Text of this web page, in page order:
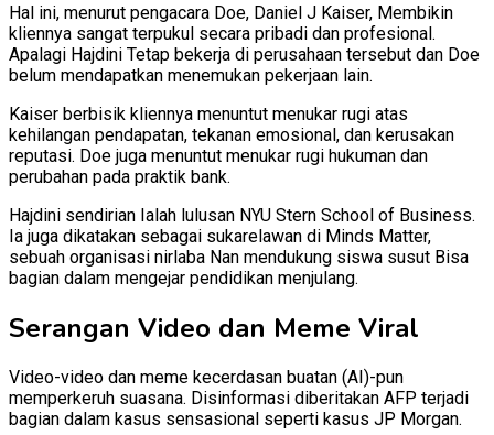
Hal ini, menurut pengacara Doe, Daniel J Kaiser, Membikin
kliennya sangat terpukul secara pribadi dan profesional.
Apalagi Hajdini Tetap bekerja di perusahaan tersebut dan Doe
belum mendapatkan menemukan pekerjaan lain.
Kaiser berbisik kliennya menuntut menukar rugi atas
kehilangan pendapatan, tekanan emosional, dan kerusakan
reputasi. Doe juga menuntut menukar rugi hukuman dan
perubahan pada praktik bank.
Hajdini sendirian Ialah lulusan NYU Stern School of Business.
Ia juga dikatakan sebagai sukarelawan di Minds Matter,
sebuah organisasi nirlaba Nan mendukung siswa susut Bisa
bagian dalam mengejar pendidikan menjulang.
Serangan Video dan Meme Viral
Video-video dan meme kecerdasan buatan (AI)-pun
memperkeruh suasana. Disinformasi diberitakan AFP terjadi
bagian dalam kasus sensasional seperti kasus JP Morgan.